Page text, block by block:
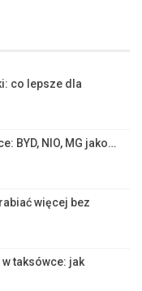
co lepsze dla
BYD, NIO, MG jako…
więcej bez
taksówce: jak